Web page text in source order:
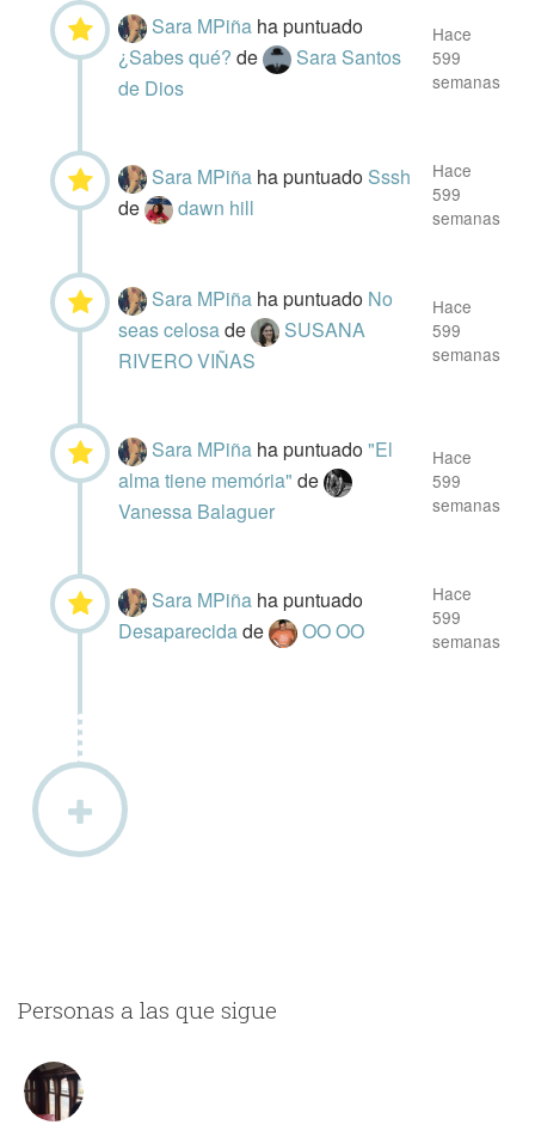
Sara MPiña ha puntuado
¿Sabes qué?de
Sara Santos
de Dios
Hace
599
semanas
Sara MPiña ha puntuado Sssh
de
dawn hill
Hace
599
semanas
Sara MPiña ha puntuado No
seas celosade
SUSANA
RIVERO VIÑAS
Hace
599
semanas
Sara MPiña ha puntuado"El
alma tiene memória"de
Vanessa Balaguer
Hace
599
semanas
Sara MPiña ha puntuado
Desaparecidade OO OO
Hace
599
semanas
Personas a las que sigue